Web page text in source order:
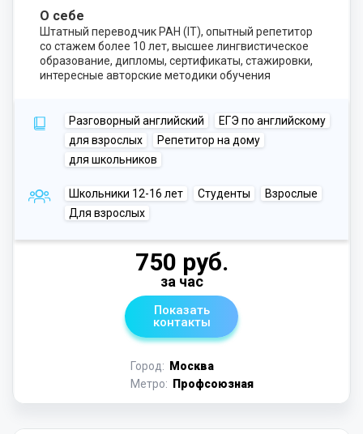
О себе
Штатный переводчик РАН (IT), опытный репетитор
со стажем более 10 лет, высшее лингвистическое
образование, дипломы, сертификаты, стажировки,
интересные авторские методики обучения
Разговорный английский
ЕГЭ по английскому
для взрослых
Репетитор на дому
для школьников
Школьники 12-16 лет Студенты
Взрослые
Для взрослых
Город:
Москва
Метро:
Профсоюзная
750 руб.
за час
Показать
контакты